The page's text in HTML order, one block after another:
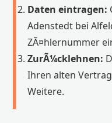
Daten eintragen:
Adenstedt bei
ZÃ¤hlernummer
ZurÃ¼cklehnen:
Ihren alten
Weitere.